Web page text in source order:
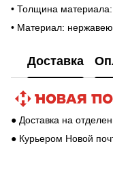
• Толщина
• Материал:
Доставка
● Доставка на
● Курьером Новой